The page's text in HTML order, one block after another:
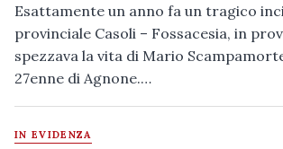
Esattamente un anno fa un tragico
provinciale Casoli – Fossacesia, in
spezzava la vita di Mario
27enne di Agnone.…
IN EVIDENZA